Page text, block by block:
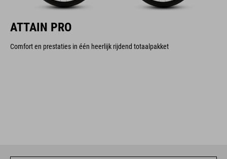
ATTAIN PRO
Comfort en prestaties in één heerlijk rijdend totaalpakket